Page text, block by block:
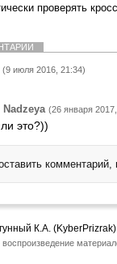
проверять
(9 июля 2016, 21:34)
Nadzeya (26 января
это?))
К.А. (KyberPrizrak)
воспроизведение